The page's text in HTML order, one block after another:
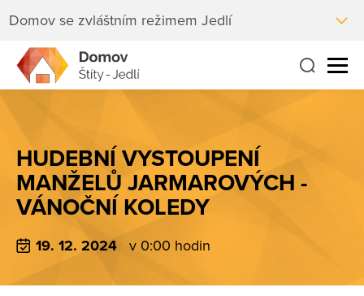
Domov se zvláštním režimem Jedlí
HUDEBNÍ VYSTOUPENÍ
MANŽELŮ JARMAROVÝCH -
VÁNOČNÍ KOLEDY
19. 12. 2024 v 0:00 hodin